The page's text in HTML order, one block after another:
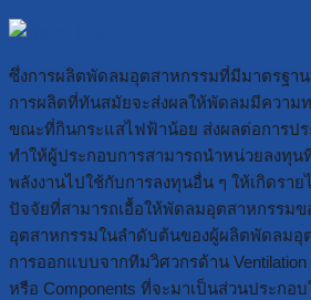
ซึ่งการผลิตพัดลมอุตสาหกรรมที่มีมาตรฐา
การผลิตที่ทันสมัยจะส่งผลให้พัดลมมีความ
ขณะที่กินกระแสไฟฟ้าน้อย ส่งผลต่อการป
ทำให้ผู้ประกอบการสามารถนำหน่วยลงทุน
พลังงานไปใช้กับการลงทุนอื่น ๆ ให้เกิดรา
ปัจจัยที่สามารถเอื้อให้พัดลมอุตสาหกรรมข
อุตสาหกรรมในลำดับต้นของผู้ผลิตพัดลมอุ
การออกแบบจากทีมวิศวกรด้าน
หรือ Components ที่จะมาเป็นส่วนประกอ